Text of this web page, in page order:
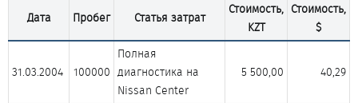
Дата Пробег Статья затрат
Стоимость,
KZT
Стоимость,
$
31.03.2004​ 100000​
Полная
диагностика на
Nissan Center​
5 500,00​ 40,29​